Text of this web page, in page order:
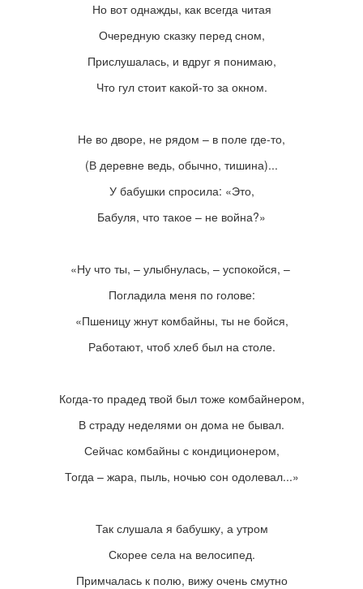
Но вот однажды, как всегда читая
Очередную сказку перед сном,
Прислушалась, и вдруг я понимаю,
Что гул стоит какой-то за окном.
Не во дворе, не рядом – в поле где-то,
(В деревне ведь, обычно, тишина)...
У бабушки спросила: «Это,
Бабуля, что такое – не война?»
«Ну что ты, – улыбнулась, – успокойся, –
Погладила меня по голове:
«Пшеницу жнут комбайны, ты не бойся,
Работают, чтоб хлеб был на столе.
Когда-то прадед твой был тоже комбайнером,
В страду неделями он дома не бывал.
Сейчас комбайны с кондиционером,
Тогда – жара, пыль, ночью сон одолевал...»
Так слушала я бабушку, а утром
Скорее села на велосипед.
Примчалась к полю, вижу очень смутно